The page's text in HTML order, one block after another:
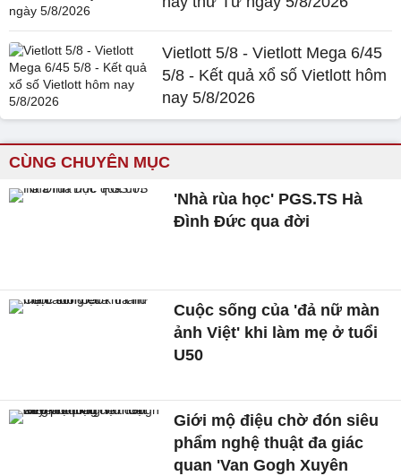
Vietlott 5/8 - Vietlott Mega 6/45
5/8 - Kết quả xổ số Vietlott hôm
nay 5/8/2026
CÙNG CHUYÊN MỤC
'Nhà rùa học' PGS.TS Hà
Đình Đức qua đời
Cuộc sống của 'đả nữ màn
ảnh Việt' khi làm mẹ ở tuổi
U50
Giới mộ điệu chờ đón siêu
phẩm nghệ thuật đa giác
quan 'Van Gogh Xuyên